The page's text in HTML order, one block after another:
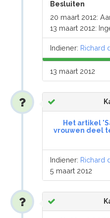
Besluiten
20 maart 2012:
13 maart 2012:
Indiener: Richard
13 maart 2012
Het artikel
vrouwen deel
Indiener: Richard
5 maart 2012